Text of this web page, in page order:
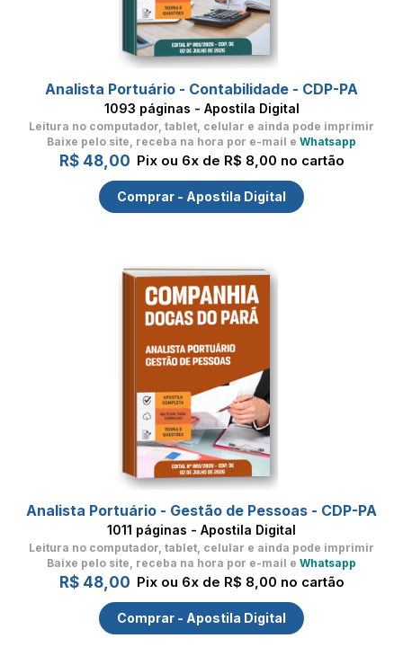
Analista Portuário - Contabilidade - CDP-PA
1093 páginas - Apostila Digital
Leitura no computador, tablet, celular e ainda pode imprimir
Baixe pelo site, receba na hora por e-mail e Whatsapp
R$ 48,00 Pix ou 6x de R$ 8,00 no cartão
Comprar - Apostila Digital
Analista Portuário - Gestão de Pessoas - CDP-PA
1011 páginas - Apostila Digital
Leitura no computador, tablet, celular e ainda pode imprimir
Baixe pelo site, receba na hora por e-mail e Whatsapp
R$ 48,00 Pix ou 6x de R$ 8,00 no cartão
Comprar - Apostila Digital